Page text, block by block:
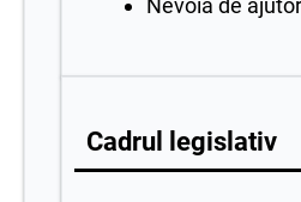
Nevoia de ajutor
Cadrul legislativ